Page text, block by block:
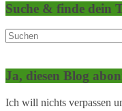
Suche & finde dein
Ja, diesen Blog
Ich will nichts verpassen